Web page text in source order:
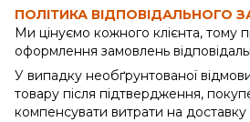
ПОЛІТИКА ВІДПОВІДАЛЬНОГО
Ми цінуємо кожного клієнта, тому
оформлення замовлень
У випадку необґрунтованої
товару після підтвердження,
компенсувати витрати на